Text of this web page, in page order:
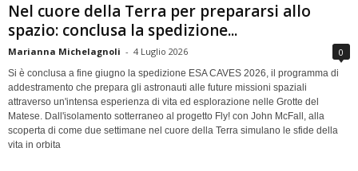
Nel cuore della Terra per prepararsi allo
spazio: conclusa la spedizione...
Marianna Michelagnoli - 4 Luglio 2026 0
Si è conclusa a fine giugno la spedizione ESA CAVES 2026, il programma di
addestramento che prepara gli astronauti alle future missioni spaziali
attraverso un'intensa esperienza di vita ed esplorazione nelle Grotte del
Matese. Dall'isolamento sotterraneo al progetto Fly! con John McFall, alla
scoperta di come due settimane nel cuore della Terra simulano le sfide della
vita in orbita